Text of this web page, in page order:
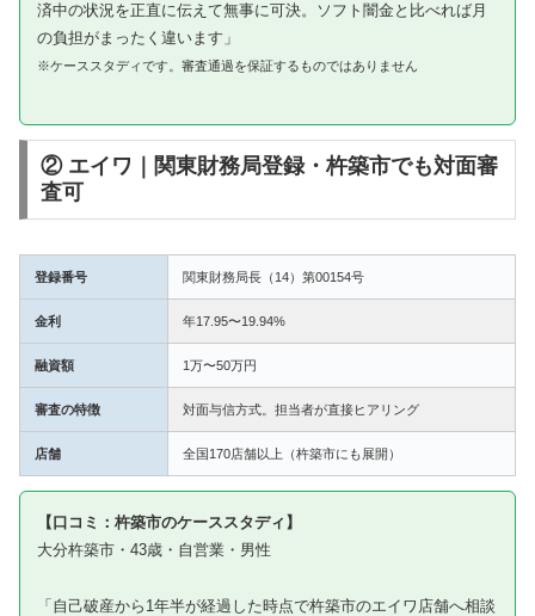
済中の状況を正直に伝えて無事に可決。ソフト闇金と比べれば月
の負担がまったく違います」
※ケーススタディです。審査通過を保証するものではありません
② エイワ｜関東財務局登録・杵築市でも対面審
査可
登録番号 関東財務局長（14）第00154号
金利 年17.95〜19.94%
融資額 1万〜50万円
審査の特徴 対面与信方式。担当者が直接ヒアリング
店舗 全国170店舗以上（杵築市にも展開）
【口コミ：杵築市のケーススタディ】
大分杵築市・43歳・自営業・男性
「自己破産から1年半が経過した時点で杵築市のエイワ店舗へ相談